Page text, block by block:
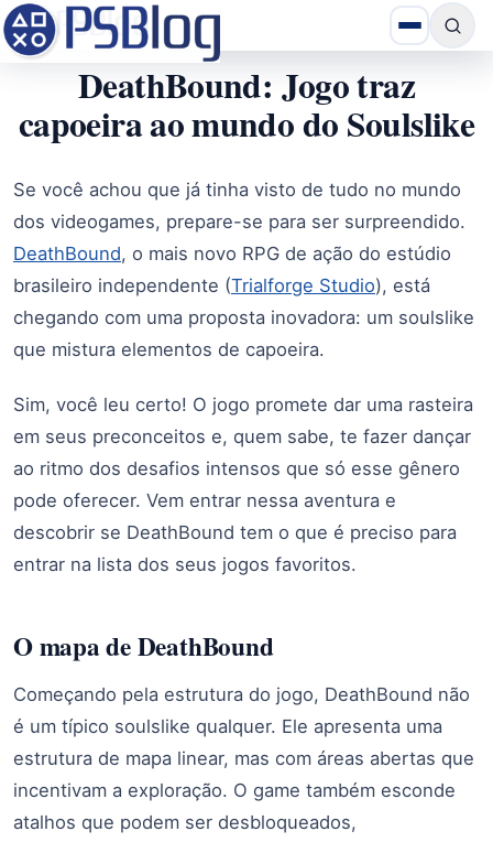
DeathBound: Jogo traz
capoeira ao mundo do Soulslike
Se você achou que já tinha visto de tudo no mundo
dos videogames, prepare-se para ser surpreendido.
DeathBound, o mais novo RPG de ação do estúdio
brasileiro independente (Trialforge Studio), está
chegando com uma proposta inovadora: um soulslike
que mistura elementos de capoeira.
Sim, você leu certo! O jogo promete dar uma rasteira
em seus preconceitos e, quem sabe, te fazer dançar
ao ritmo dos desafios intensos que só esse gênero
pode oferecer. Vem entrar nessa aventura e
descobrir se DeathBound tem o que é preciso para
entrar na lista dos seus jogos favoritos.
O mapa de DeathBound
Começando pela estrutura do jogo, DeathBound não
é um típico soulslike qualquer. Ele apresenta uma
estrutura de mapa linear, mas com áreas abertas que
incentivam a exploração. O game também esconde
atalhos que podem ser desbloqueados,